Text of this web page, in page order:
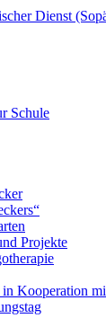
Dienst
Schule
Projekte
in Kooperation